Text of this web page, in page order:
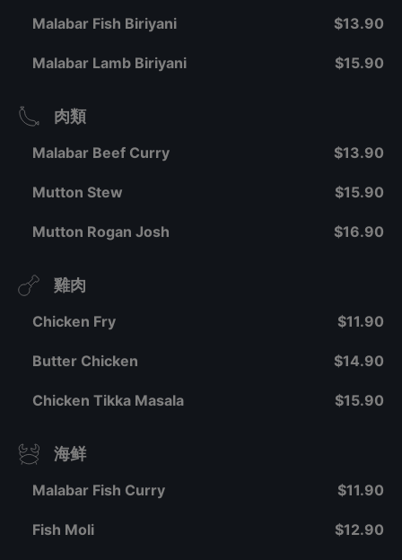
Malabar Fish Biriyani $13.90
Malabar Lamb Biriyani $15.90
肉類
Malabar Beef Curry $13.90
Mutton Stew $15.90
Mutton Rogan Josh $16.90
雞肉
Chicken Fry $11.90
Butter Chicken $14.90
Chicken Tikka Masala $15.90
海鲜
Malabar Fish Curry $11.90
Fish Moli $12.90